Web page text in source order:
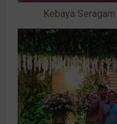
Kebaya